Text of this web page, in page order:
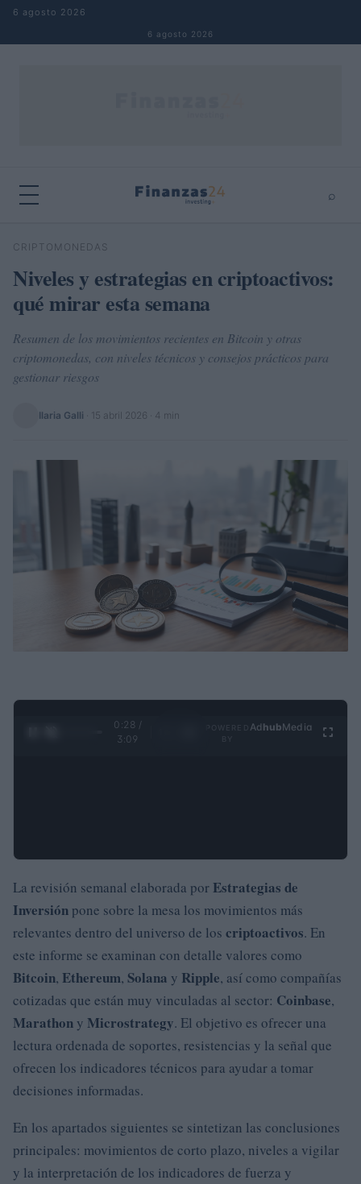
Saltar al contenido
6 agosto 2026
6 agosto 2026
⌕
Buscar
CRIPTOMONEDAS
Niveles y estrategias en criptoactivos:
qué mirar esta semana
Resumen de los movimientos recientes en Bitcoin y otras
criptomonedas, con niveles técnicos y consejos prácticos para
gestionar riesgos
Ilaria Galli 15 abril 2026 · 4 min
0:28 /
3:09
Ad hubMedia
La revisión semanal elaborada por Estrategias de
Inversión pone sobre la mesa los movimientos más
relevantes dentro del universo de los criptoactivos. En
este informe se examinan con detalle valores como
Bitcoin, Ethereum, Solana y Ripple, así como compañías
cotizadas que están muy vinculadas al sector: Coinbase,
Marathon y Microstrategy. El objetivo es ofrecer una
lectura ordenada de soportes, resistencias y la señal que
ofrecen los indicadores técnicos para ayudar a tomar
decisiones informadas.
En los apartados siguientes se sintetizan las conclusiones
principales: movimientos de corto plazo, niveles a vigilar
y la interpretación de los indicadores de fuerza y